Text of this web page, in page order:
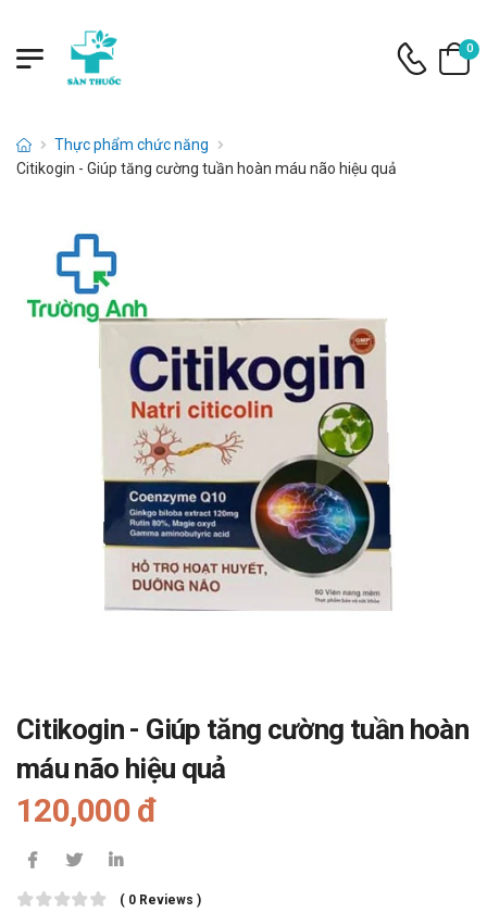
0
Thực phẩm chức năng
Citikogin - Giúp tăng cường tuần hoàn máu não hiệu quả
Citikogin - Giúp tăng cường tuần hoàn
máu não hiệu quả
120,000 đ
( 0 Reviews )